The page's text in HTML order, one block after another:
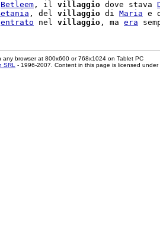
Betleem , il villaggio dove stava
, del villaggio di Maria e
entrato nel villaggio , ma era
any browser at 800x600 or 768x1024 on Tablet PC
SRL - 1996-2007. Content in this page is licensed under